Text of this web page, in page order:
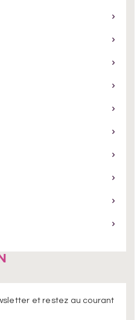
et restez au courant